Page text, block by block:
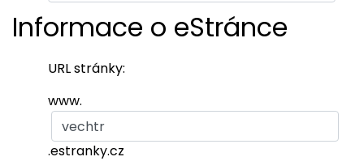
Informace o eStránce
URL stránky:
www.
.estranky.cz